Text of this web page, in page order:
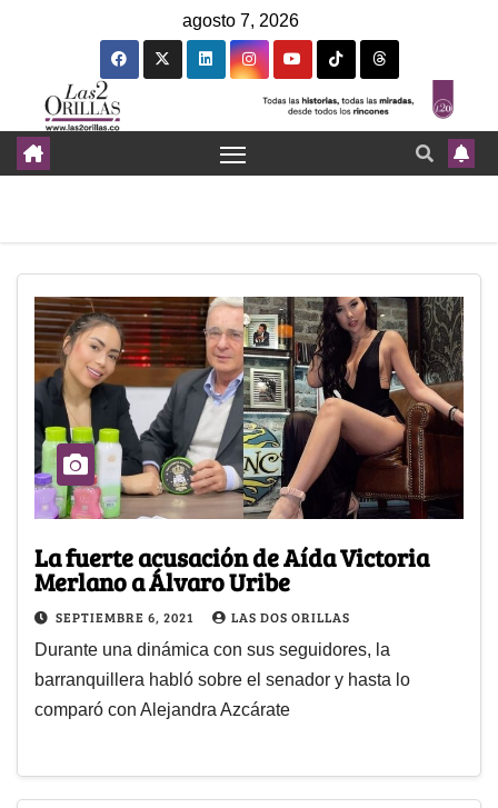
agosto 7, 2026
La fuerte acusación de Aída Victoria
Merlano a Álvaro Uribe
SEPTIEMBRE 6, 2021 LAS DOS ORILLAS
Durante una dinámica con sus seguidores, la
barranquillera habló sobre el senador y hasta lo
comparó con Alejandra Azcárate